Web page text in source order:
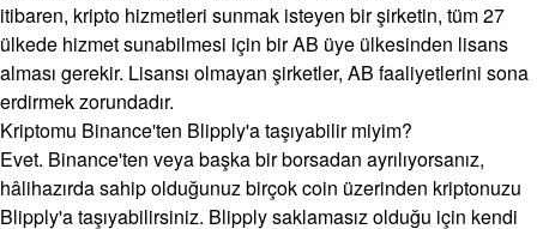
itibaren, kripto hizmetleri sunmak isteyen bir şirketin, tüm 27
ülkede hizmet sunabilmesi için bir AB üye ülkesinden lisans
alması gerekir. Lisansı olmayan şirketler, AB faaliyetlerini sona
erdirmek zorundadır.
Kriptomu Binance'ten Blipply'a taşıyabilir miyim?
Evet. Binance'ten veya başka bir borsadan ayrılıyorsanız,
hâlihazırda sahip olduğunuz birçok coin üzerinden kriptonuzu
Blipply'a taşıyabilirsiniz. Blipply saklamasız olduğu için kendi